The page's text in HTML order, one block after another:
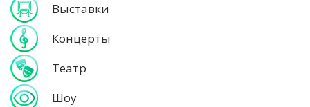
Выставки
Концерты
Театр
Шоу